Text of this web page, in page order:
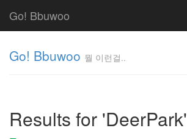
Go! Bbuwoo
Go! Bbuwoo 뭘 이런걸..
Results for 'DeerPark'
걸..
김